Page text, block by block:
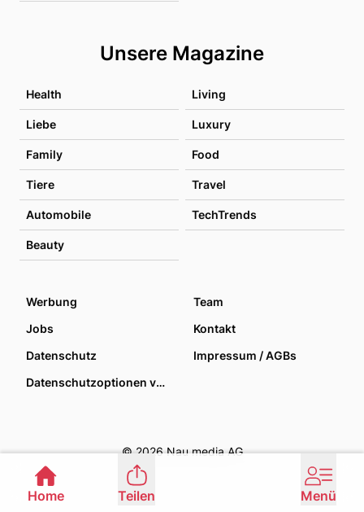
Unsere Magazine
Health Living
Liebe Luxury
Family Food
Tiere Travel
Automobile TechTrends
Beauty
Werbung
Team
Jobs
Kontakt
Datenschutz
Impressum / AGBs
Datenschutzoptionen verwalten
© 2026 Nau media AG
Home Teilen Menü